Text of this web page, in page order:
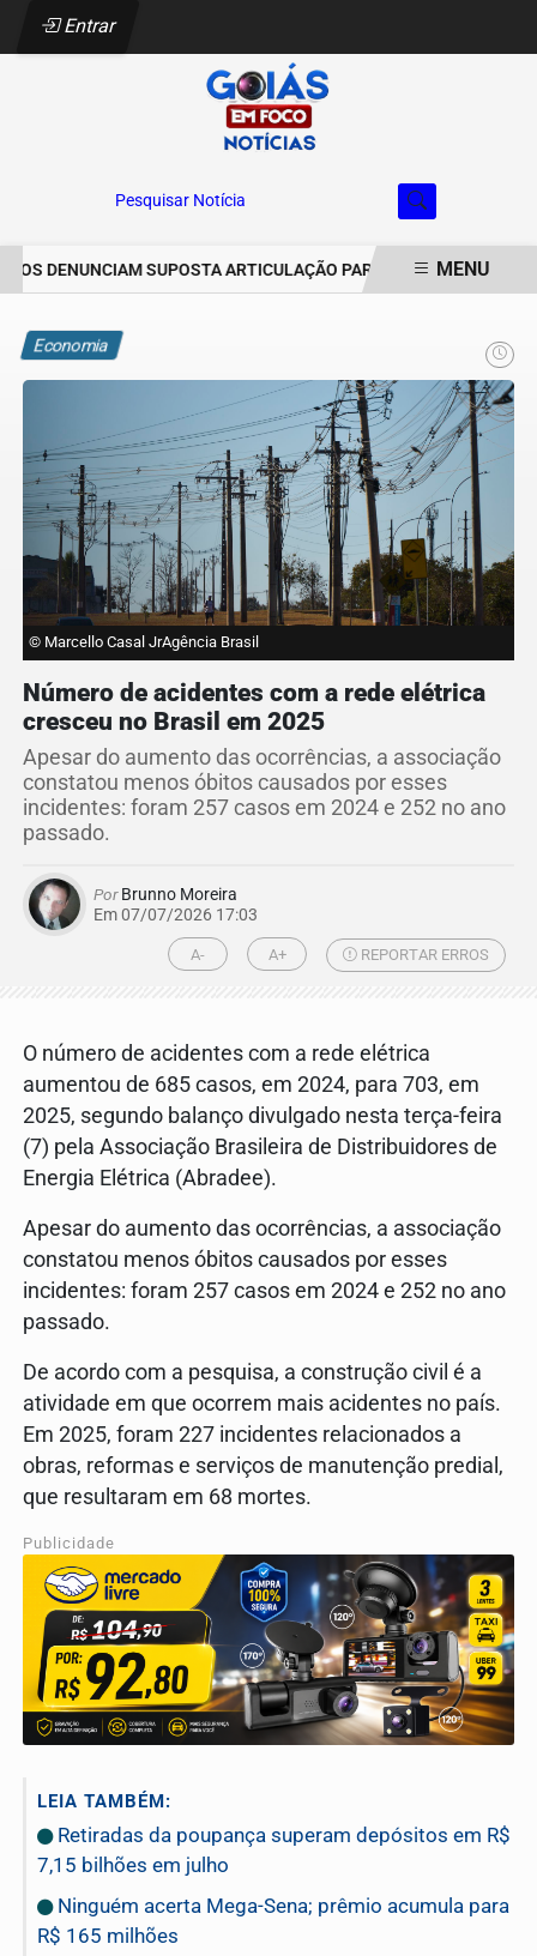
Entrar
Pesquisar Notícia
DENUNCIAM SUPOSTA ARTICULAÇÃO PARA INVASÕES DE
MENU
Economia
© Marcello Casal JrAgência Brasil
Número de acidentes com a rede elétrica
cresceu no Brasil em 2025
Apesar do aumento das ocorrências, a associação
constatou menos óbitos causados por esses
incidentes: foram 257 casos em 2024 e 252 no ano
passado.
PorBrunno Moreira
Em 07/07/2026 17:03
A- A+ REPORTAR ERROS
O número de acidentes com a rede elétrica
aumentou de 685 casos, em 2024, para 703, em
2025, segundo balanço divulgado nesta terça-feira
(7) pela Associação Brasileira de Distribuidores de
Energia Elétrica (Abradee).
Apesar do aumento das ocorrências, a associação
constatou menos óbitos causados por esses
incidentes: foram 257 casos em 2024 e 252 no ano
passado.
De acordo com a pesquisa, a construção civil é a
atividade em que ocorrem mais acidentes no país.
Em 2025, foram 227 incidentes relacionados a
obras, reformas e serviços de manutenção predial,
que resultaram em 68 mortes.
Publicidade
LEIA TAMBÉM:
Retiradas da poupança superam depósitos em R$
7,15 bilhões em julho
Ninguém acerta Mega-Sena; prêmio acumula para
R$ 165 milhões